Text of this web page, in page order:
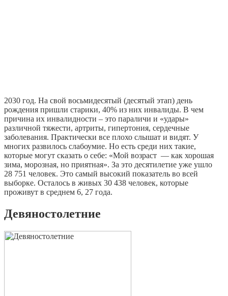
2030 год. На свой восьмидесятый (десятый этап) день
рождения пришли старики, 40% из них инвалиды. В чем
причина их инвалидности – это параличи и «удары»
различной тяжести, артриты, гипертония, сердечные
заболевания. Практически все плохо слышат и видят. У
многих развилось слабоумие. Но есть среди них такие,
которые могут сказать о себе: «Мой возраст — как хорошая
зима, морозная, но приятная». За это десятилетие уже ушло
28 751 человек. Это самый высокий показатель во всей
выборке. Осталось в живых 30 438 человек, которые
проживут в среднем 6, 27 года.
Девяностолетние